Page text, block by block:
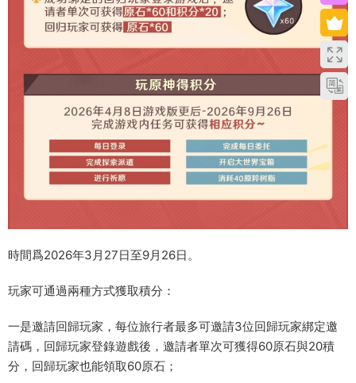
時間爲2026年3月27日至9月26日。
玩家可通過兩種方式獲取積分：
一是邀請回歸玩家，每位旅行者最多可邀請3位回歸玩家綁定邀
請碼，回歸玩家登錄遊戲後，邀請者單次可獲得60原石與20積
分，回歸玩家也能領取60原石；